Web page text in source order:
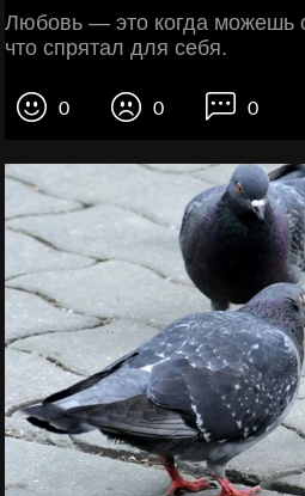
Любовь — это когда можешь
что спрятал для себя.
0 0 0